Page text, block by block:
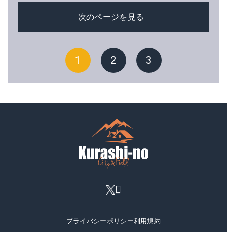
次のページを見る
1 2 3
プライバシーポリシー利用規約